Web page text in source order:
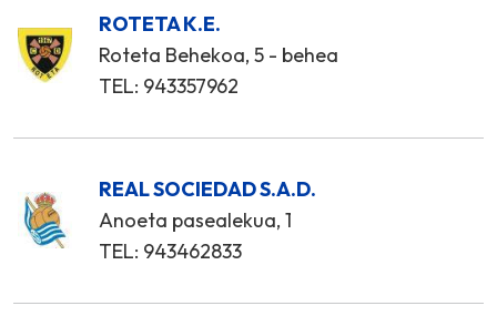
ROTETA K.E.
Roteta Behekoa, 5 - behea
TEL: 943357962
REAL SOCIEDAD S.A.D.
Anoeta pasealekua, 1
TEL: 943462833